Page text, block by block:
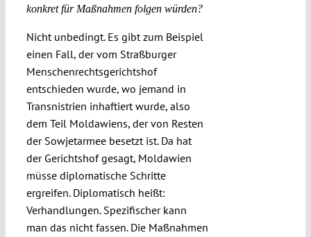
konkret für Maßnahmen folgen würden?
Nicht unbedingt. Es gibt zum Beispiel
einen Fall, der vom Straßburger
Menschenrechtsgerichtshof
entschieden wurde, wo jemand in
Transnistrien inhaftiert wurde, also
dem Teil Moldawiens, der von Resten
der Sowjetarmee besetzt ist. Da hat
der Gerichtshof gesagt, Moldawien
müsse diplomatische Schritte
ergreifen. Diplomatisch heißt:
Verhandlungen. Spezifischer kann
man das nicht fassen. Die Maßnahmen